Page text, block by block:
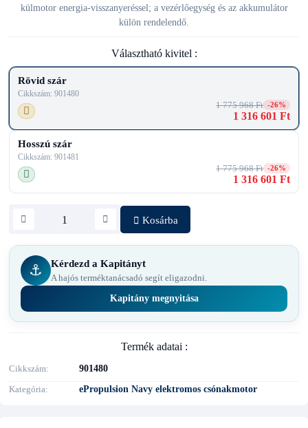
külmotor energia-visszanyeréssel; a vezérlőegység és az akkumulátor
külön rendelendő.
Választható kivitel :
Rövid szár
Cikkszám: 901480
1 775 968 Ft -26%
1 316 601 Ft
Hosszú szár
Cikkszám: 901481
1 775 968 Ft -26%
1 316 601 Ft
Kosárba
⚓ Kérdezd a Kapitányt
A hajós terméktanácsadó segít eligazodni.
Kapitány megnyitása
Termék adatai :
Cikkszám
901480
Kategória
ePropulsion Navy elektromos csónakmotor